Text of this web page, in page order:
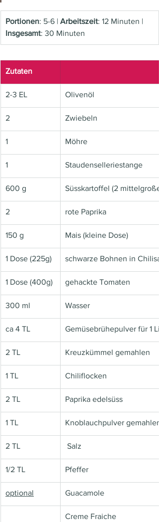
Portionen: 5-6 | Arbeitszeit: 12 Minuten |
Insgesamt: 30 Minuten
Zutaten
2-3 EL Olivenöl
2 Zwiebeln
1 Möhre
1 Staudenselleriestange
600 g Süsskartoffel (2 mittelgroße)
2 rote Paprika
150 g Mais (kleine Dose)
1 Dose (225g) schwarze Bohnen in
1 Dose (400g) gehackte Tomaten
300 ml Wasser
ca 4 TL Gemüsebrühepulver für 1
2 TL Kreuzkümmel gemahlen
1 TL Chiliflocken
2 TL Paprika edelsüss
1 TL Knoblauchpulver gemahlen
2 TL Salz
1/2 TL Pfeffer
optional Guacamole
Creme Fraiche